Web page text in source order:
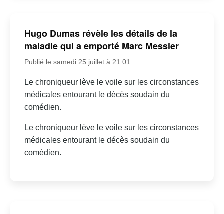
Hugo Dumas révèle les détails de la
maladie qui a emporté Marc Messier
Publié le samedi 25 juillet à 21:01
Le chroniqueur lève le voile sur les circonstances
médicales entourant le décès soudain du
comédien.
Le chroniqueur lève le voile sur les circonstances
médicales entourant le décès soudain du
comédien.